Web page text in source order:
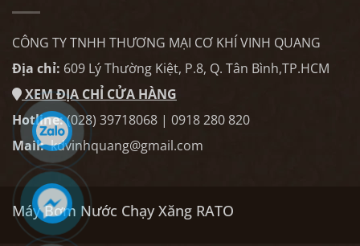
Máy Bơm Nước Chạy Xăng RATO
CÔNG TY TNHH THƯƠNG MẠI CƠ KHÍ VINH QUANG
Địa chỉ: 609 Lý Thường Kiệt, P.8, Q. Tân Bình,TP.HCM
XEM ĐỊA CHỈ CỬA HÀNG
Hotline:(028) 39718068 | 0918 280 820
Mail: kdvinhquang@gmail.com